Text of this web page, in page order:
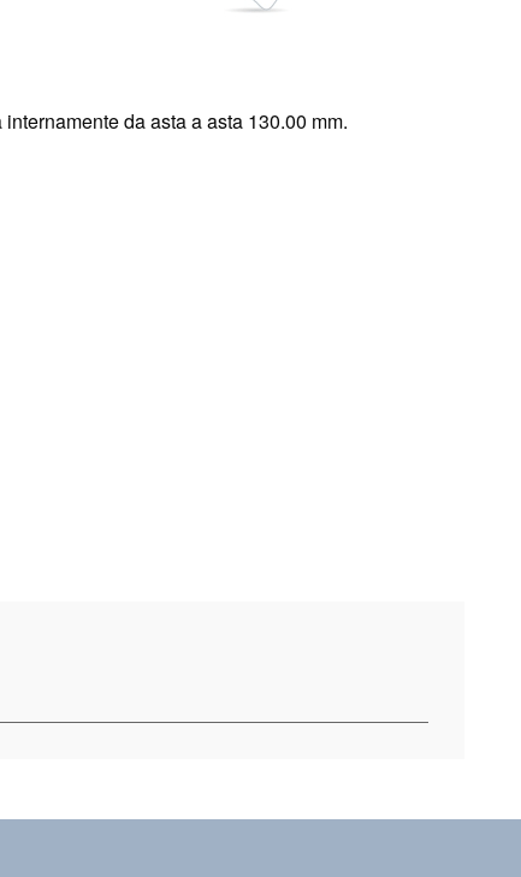
da asta a asta 130.00 mm.